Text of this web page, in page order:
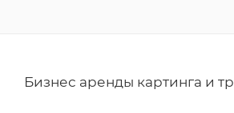
Бизнес аренды картинга и